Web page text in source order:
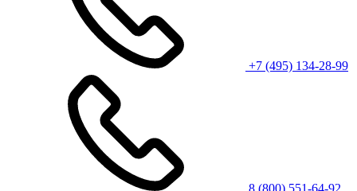
+7 (495) 134-28-99
8 (800) 551-64-92